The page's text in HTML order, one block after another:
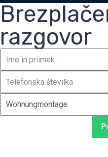
razgovor
Brezplačen